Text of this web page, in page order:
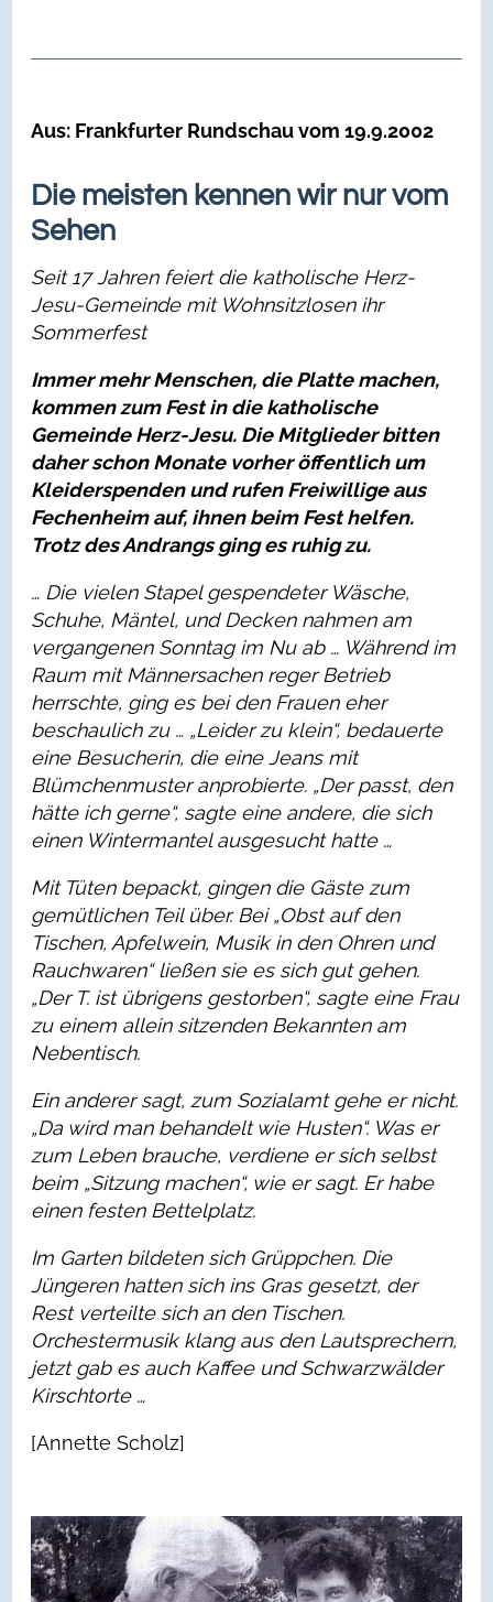
Aus: Frankfurter Rundschau vom 19.9.2002
Die meisten kennen wir nur vom
Sehen
Seit 17 Jahren feiert die katholische Herz-
Jesu-Gemeinde mit Wohnsitzlosen ihr
Sommerfest
Immer mehr Menschen, die Platte machen,
kommen zum Fest in die katholische
Gemeinde Herz-Jesu. Die Mitglieder bitten
daher schon Monate vorher öffentlich um
Kleiderspenden und rufen Freiwillige aus
Fechenheim auf, ihnen beim Fest helfen.
Trotz des Andrangs ging es ruhig zu.
… Die vielen Stapel gespendeter Wäsche,
Schuhe, Mäntel, und Decken nahmen am
vergangenen Sonntag im Nu ab … Während im
Raum mit Männersachen reger Betrieb
herrschte, ging es bei den Frauen eher
beschaulich zu … „Leider zu klein“, bedauerte
eine Besucherin, die eine Jeans mit
Blümchenmuster anprobierte. „Der passt, den
hätte ich gerne“, sagte eine andere, die sich
einen Wintermantel ausgesucht hatte …
Mit Tüten bepackt, gingen die Gäste zum
gemütlichen Teil über. Bei „Obst auf den
Tischen, Apfelwein, Musik in den Ohren und
Rauchwaren“ ließen sie es sich gut gehen.
„Der T. ist übrigens gestorben“, sagte eine Frau
zu einem allein sitzenden Bekannten am
Nebentisch.
Ein anderer sagt, zum Sozialamt gehe er nicht.
„Da wird man behandelt wie Husten“. Was er
zum Leben brauche, verdiene er sich selbst
beim „Sitzung machen“, wie er sagt. Er habe
einen festen Bettelplatz.
Im Garten bildeten sich Grüppchen. Die
Jüngeren hatten sich ins Gras gesetzt, der
Rest verteilte sich an den Tischen.
Orchestermusik klang aus den Lautsprechern,
jetzt gab es auch Kaffee und Schwarzwälder
Kirschtorte …
[Annette Scholz]